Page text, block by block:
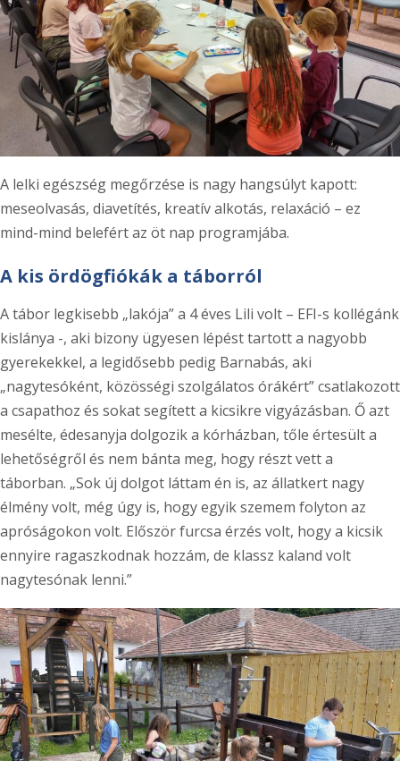
A lelki egészség megőrzése is nagy hangsúlyt kapott:
meseolvasás, diavetítés, kreatív alkotás, relaxáció – ez
mind-mind belefért az öt nap programjába.
A kis ördögfiókák a táborról
A tábor legkisebb „lakója” a 4 éves Lili volt – EFI-s kollégánk
kislánya -, aki bizony ügyesen lépést tartott a nagyobb
gyerekekkel, a legidősebb pedig Barnabás, aki
„nagytesóként, közösségi szolgálatos órákért” csatlakozott
a csapathoz és sokat segített a kicsikre vigyázásban. Ő azt
mesélte, édesanyja dolgozik a kórházban, tőle értesült a
lehetőségről és nem bánta meg, hogy részt vett a
táborban. „Sok új dolgot láttam én is, az állatkert nagy
élmény volt, még úgy is, hogy egyik szemem folyton az
apróságokon volt. Először furcsa érzés volt, hogy a kicsik
ennyire ragaszkodnak hozzám, de klassz kaland volt
nagytesónak lenni.”